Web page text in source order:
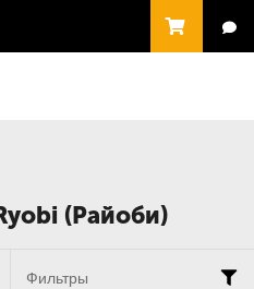
(Райоби)
Фильтры